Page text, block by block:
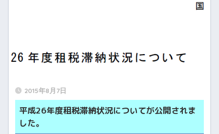
2015年8月7日
平成26年度租税滞納状況についてが公開されま
した。